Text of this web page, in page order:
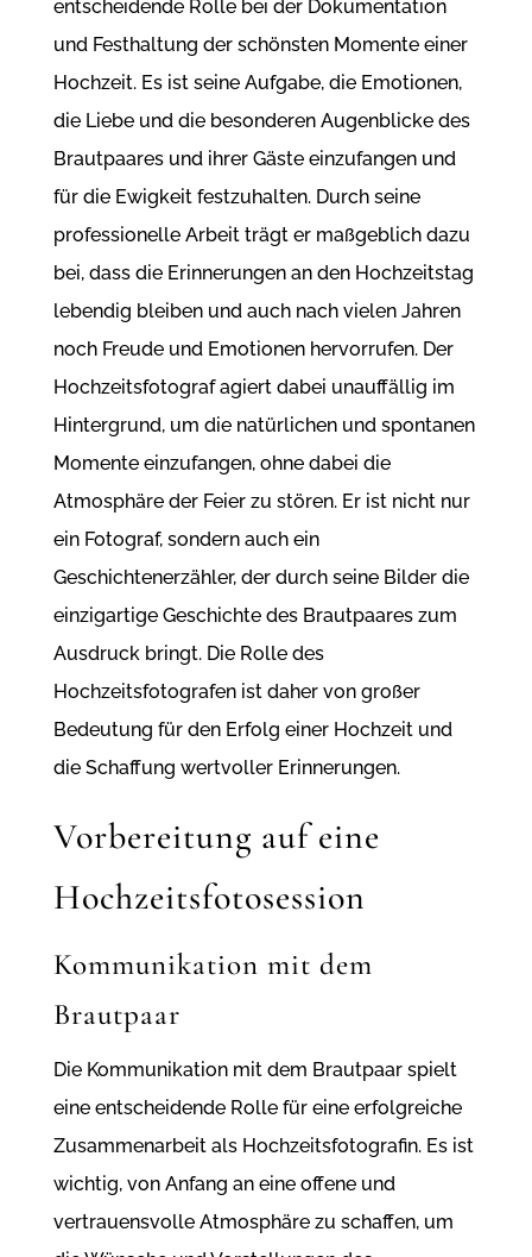
entscheidende Rolle bei der Dokumentation
und Festhaltung der schönsten Momente einer
Hochzeit. Es ist seine Aufgabe, die Emotionen,
die Liebe und die besonderen Augenblicke des
Brautpaares und ihrer Gäste einzufangen und
für die Ewigkeit festzuhalten. Durch seine
professionelle Arbeit trägt er maßgeblich dazu
bei, dass die Erinnerungen an den Hochzeitstag
lebendig bleiben und auch nach vielen Jahren
noch Freude und Emotionen hervorrufen. Der
Hochzeitsfotograf agiert dabei unauffällig im
Hintergrund, um die natürlichen und spontanen
Momente einzufangen, ohne dabei die
Atmosphäre der Feier zu stören. Er ist nicht nur
ein Fotograf, sondern auch ein
Geschichtenerzähler, der durch seine Bilder die
einzigartige Geschichte des Brautpaares zum
Ausdruck bringt. Die Rolle des
Hochzeitsfotografen ist daher von großer
Bedeutung für den Erfolg einer Hochzeit und
die Schaffung wertvoller Erinnerungen.
Vorbereitung auf eine
Hochzeitsfotosession
Kommunikation mit dem
Brautpaar
Die Kommunikation mit dem Brautpaar spielt
eine entscheidende Rolle für eine erfolgreiche
Zusammenarbeit als Hochzeitsfotografin. Es ist
wichtig, von Anfang an eine offene und
vertrauensvolle Atmosphäre zu schaffen, um